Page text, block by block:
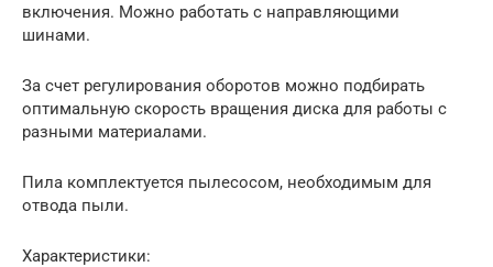
включения. Можно работать с направляющими
шинами.
За счет регулирования оборотов можно подбирать
оптимальную скорость вращения диска для работы с
разными материалами.
Пила комплектуется пылесосом, необходимым для
отвода пыли.
Характеристики: